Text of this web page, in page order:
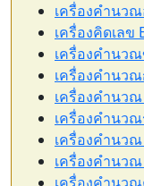
เครื่องคำนว
เครื่องคิดเลข
เครื่องคำนว
เครื่องคำนว
เครื่องคำนวณ
เครื่องคำนว
เครื่องคำนวณ
เครื่องคำนวณ